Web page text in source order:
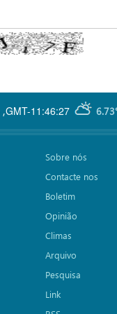
GMT-11:46:27
,
Sobre nós
Contacte nos
Boletim
Opinião
Climas
Arquivo
Pesquisa
Link